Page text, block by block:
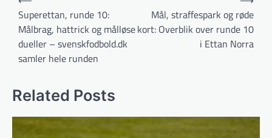
Superettan, runde 10:
Målbrag, hattrick og målløse
dueller – svenskfodbold.dk
samler hele runden
Mål, straffespark og røde
kort: Overblik over runde 10
i Ettan Norra
Related Posts